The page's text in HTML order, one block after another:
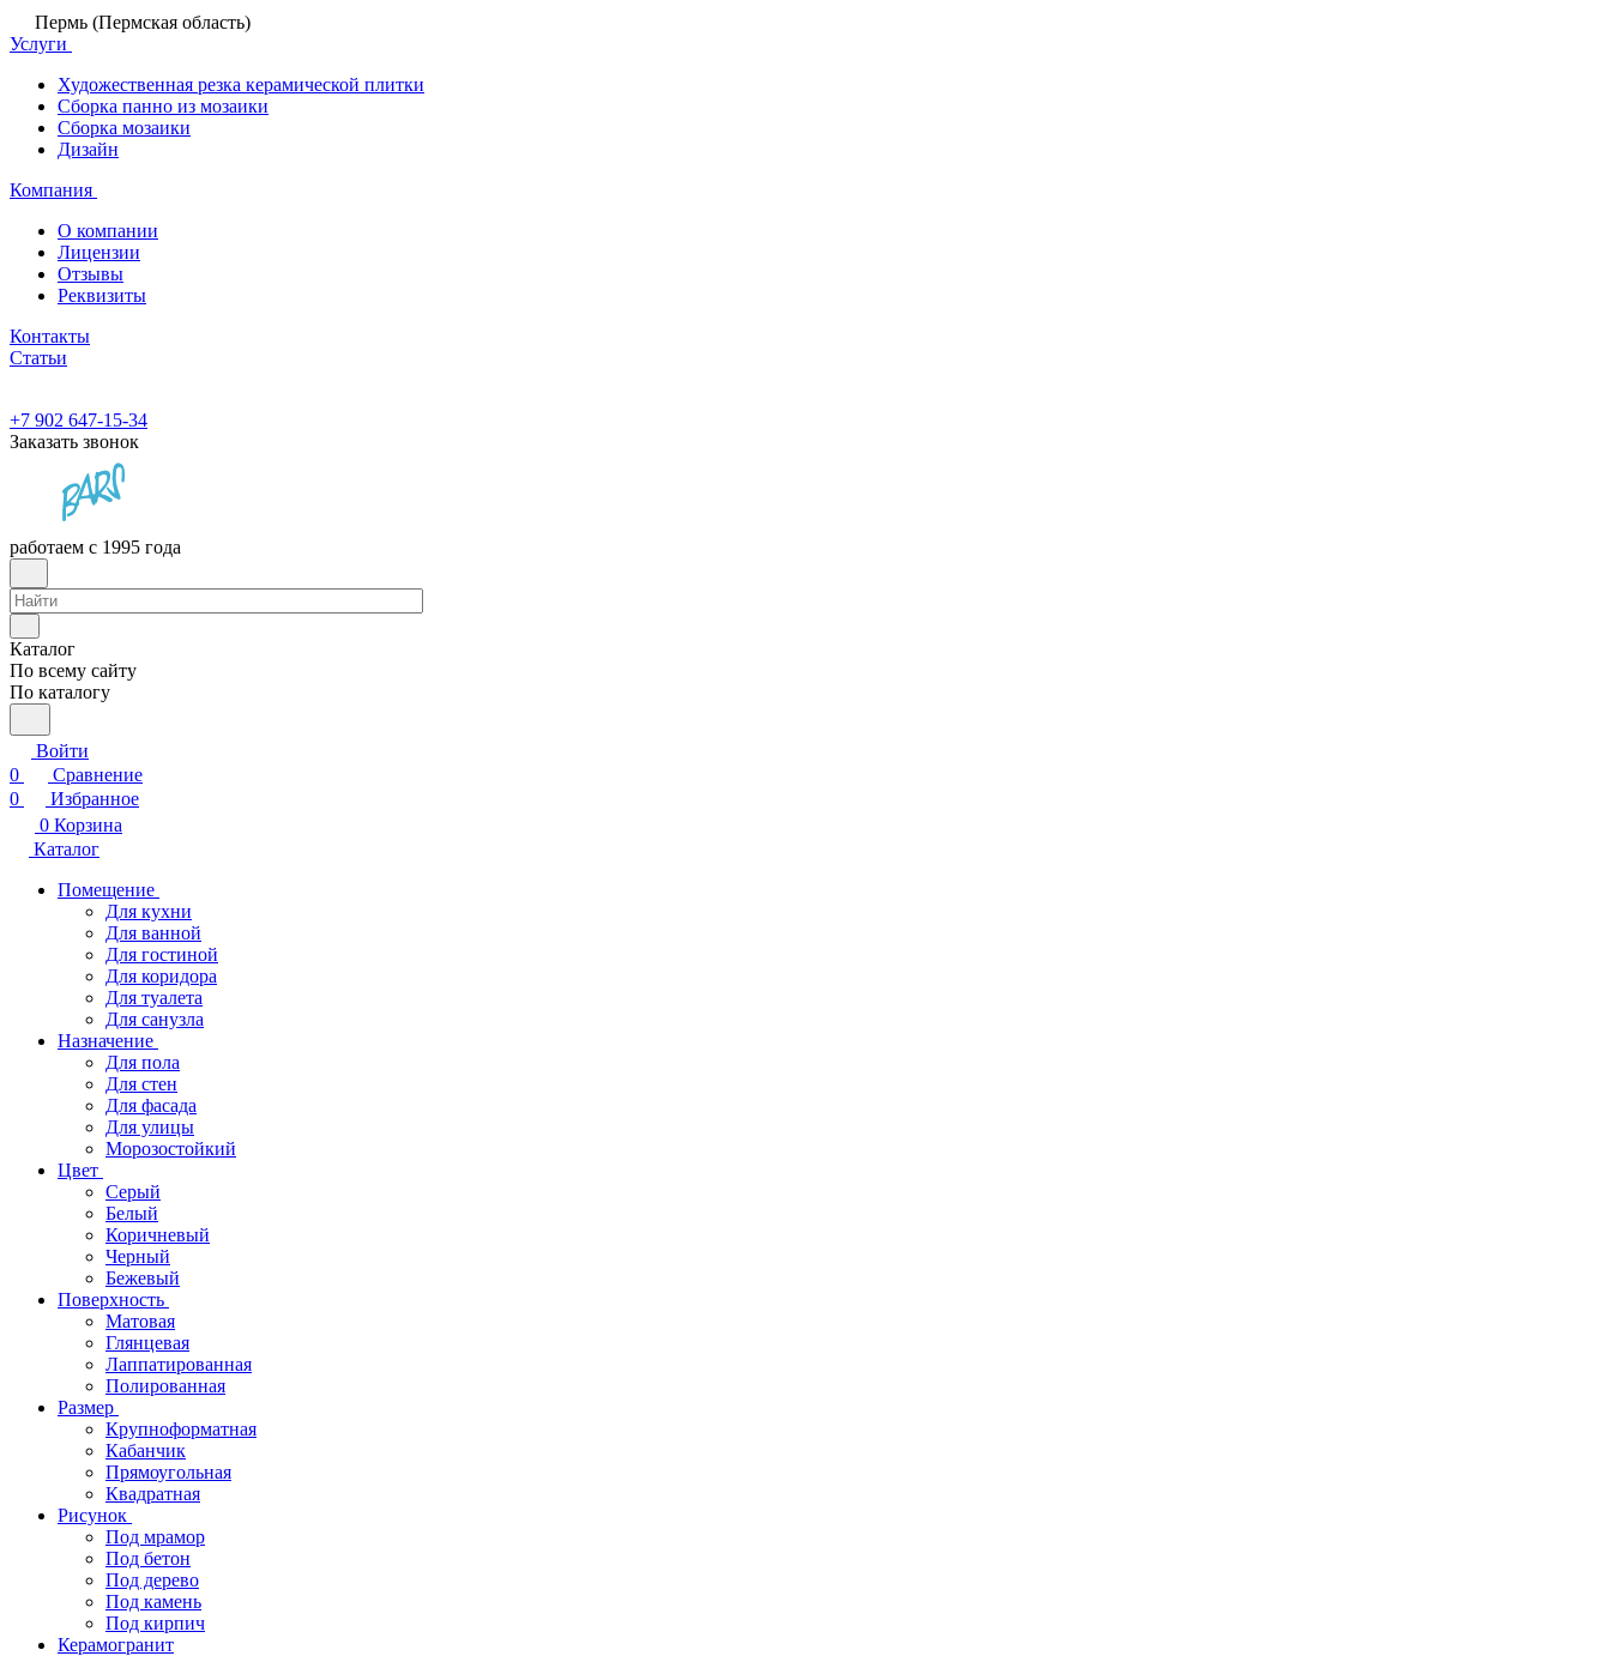
Пермь (Пермская область)
Услуги
Художественная резка керамической плитки
Сборка панно из мозаики
Сборка мозаики
Дизайн
Компания
О компании
Лицензии
Отзывы
Реквизиты
Контакты
Статьи
+7 902 647-15-34
Заказать звонок
работаем с 1995 года
Каталог
По всему сайту
По каталогу
Войти
0
Сравнение
0
Избранное
0 Корзина
Каталог
Помещение
Для кухни
Для ванной
Для гостиной
Для коридора
Для туалета
Для санузла
Назначение
Для пола
Для стен
Для фасада
Для улицы
Морозостойкий
Цвет
Серый
Белый
Коричневый
Черный
Бежевый
Поверхность
Матовая
Глянцевая
Лаппатированная
Полированная
Размер
Крупноформатная
Кабанчик
Прямоугольная
Квадратная
Рисунок
Под мрамор
Под бетон
Под дерево
Под камень
Под кирпич
Керамогранит